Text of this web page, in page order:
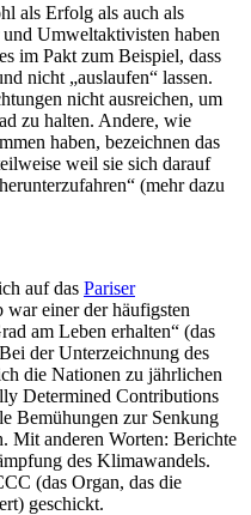
als Erfolg als auch als
Umweltaktivisten haben
im Pakt zum Beispiel, dass
nicht „auslaufen“ lassen.
nicht ausreichen, um
zu halten. Andere, wie
haben, bezeichnen das
weil sie sich darauf
(mehr dazu
auf das Pariser
war einer der häufigsten
am Leben erhalten“ (das
der Unterzeichnung des
die Nationen zu jährlichen
Determined Contributions
Bemühungen zur Senkung
Mit anderen Worten: Berichte
des Klimawandels.
(das Organ, das die
geschickt.